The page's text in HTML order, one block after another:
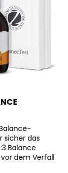
sicher das
Balance
dem Verfall